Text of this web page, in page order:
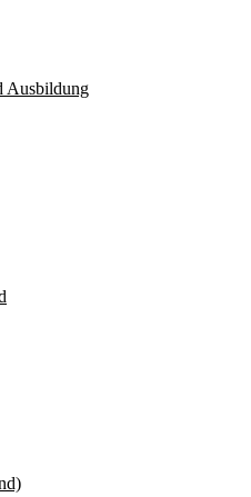
Ausbildung